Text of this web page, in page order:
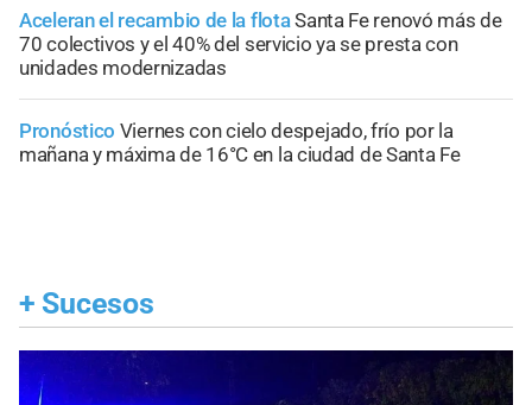
Aceleran el recambio de la flotaSanta Fe renovó más de
70 colectivos y el 40% del servicio ya se presta con
unidades modernizadas
Pronóstico Viernes con cielo despejado, frío por la
mañana y máxima de 16°C en la ciudad de Santa Fe
+ Sucesos